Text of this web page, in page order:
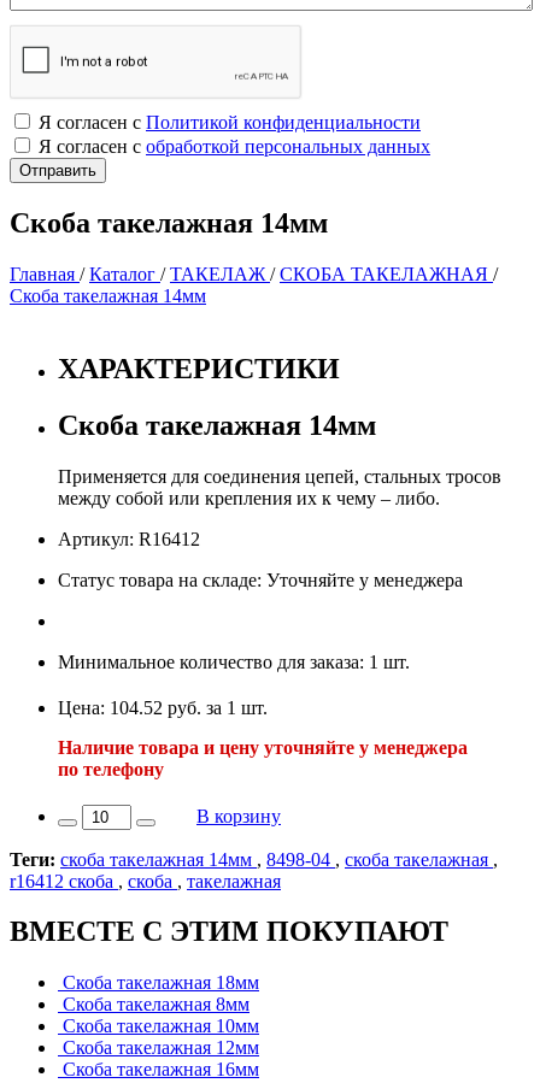
Я согласен с Политикой конфиденциальности
Я согласен с обработкой персональных данных
Скоба такелажная 14мм
Главная /Каталог /ТАКЕЛАЖ /СКОБА ТАКЕЛАЖНАЯ /
Скоба такелажная 14мм
ХАРАКТЕРИСТИКИ
Скоба такелажная 14мм
Применяется для соединения цепей, стальных тросов
между собой или крепления их к чему – либо.
Артикул: R16412
Статус товара на складе: Уточняйте у менеджера
Минимальное количество для заказа: 1 шт.
Цена: 104.52 руб. за 1 шт.
Наличие товара и цену уточняйте у менеджера
по телефону
В корзину
Теги: скоба такелажная 14мм , 8498-04 , скоба такелажная ,
r16412 скоба , скоба , такелажная
ВМЕСТЕ С ЭТИМ ПОКУПАЮТ
Скоба такелажная 18мм
Скоба такелажная 8мм
Скоба такелажная 10мм
Скоба такелажная 12мм
Скоба такелажная 16мм